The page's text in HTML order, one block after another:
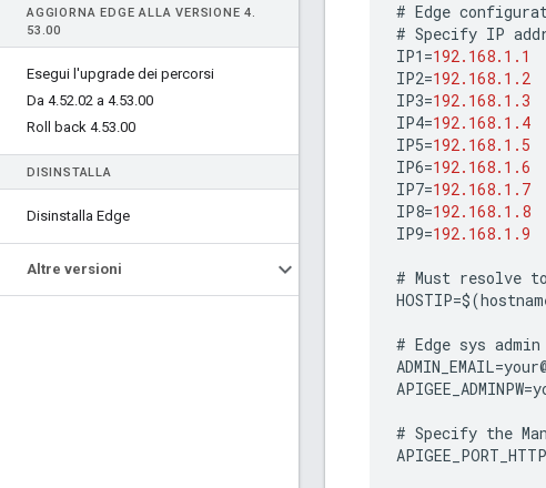
AGGIORNA EDGE ALLA VERSIONE 4.
53 .00
Esegui l'upgrade dei percorsi
Da 4.52.02 a 4.53.00
Roll back 4.53.00
DISINSTALLA
Disinstalla Edge
Altre versioni
# Edge
# Specify IP
IP1 =192.168.1.1
IP2=192.168.1.2
IP3=192.168.1.3
IP4=192.168.1.4
IP5=192.168.1.5
IP6=192.168.1.6
IP7=192.168.1.7
IP8=192.168.1.8
IP9=192.168.1.9
# Must resolve to
HOSTIP=$(
# Edge sys admin
ADMIN_EMAIL=your
APIGEE_ADMINPW=
# Specify the